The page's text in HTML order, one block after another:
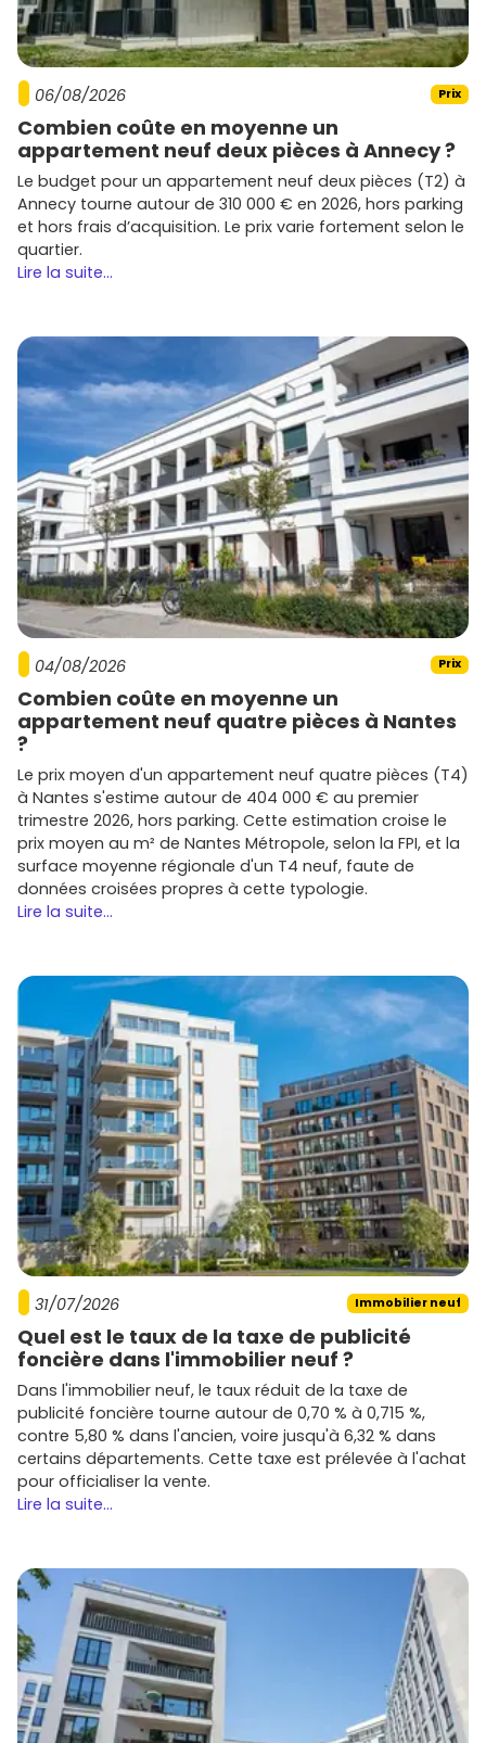
Avec des réalisations modernes et durables, Bouygues
Immobilier mise sur des emplacements stratégiques
dans la ville.
Promoteurs locaux
Des acteurs régionaux comme SLC Pitance ou UTEIse
distinguent par leur expertise locale et leurs projets
adaptés aux spécificités tourangelles.
06/08/2026 Prix
Combien coûte en moyenne un
appartement neuf deux pièces à Annecy ?
Le budget pour un appartement neuf deux pièces (T2) à
Annecy tourne autour de 310 000 € en 2026, hors parking
et hors frais d’acquisition. Le prix varie fortement selon le
quartier.
Lire la suite...
04/08/2026 Prix
Combien coûte en moyenne un
appartement neuf quatre pièces à Nantes
?
Le prix moyen d'un appartement neuf quatre pièces (T4)
à Nantes s'estime autour de 404 000 € au premier
trimestre 2026, hors parking. Cette estimation croise le
prix moyen au m² de Nantes Métropole, selon la FPI, et la
surface moyenne régionale d'un T4 neuf, faute de
données croisées propres à cette typologie.
Lire la suite...
31/07/2026 Immobilier neuf
Quel est le taux de la taxe de publicité
foncière dans l'immobilier neuf ?
Dans l'immobilier neuf, le taux réduit de la taxe de
publicité foncière tourne autour de 0,70 % à 0,715 %,
contre 5,80 % dans l'ancien, voire jusqu'à 6,32 % dans
certains départements. Cette taxe est prélevée à l'achat
pour officialiser la vente.
Lire la suite...